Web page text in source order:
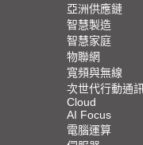
亞洲供應鏈
智慧製造
智慧家庭
物聯網
寬頻與無線
次世代行動通訊
Cloud
AI Focus
電腦運算